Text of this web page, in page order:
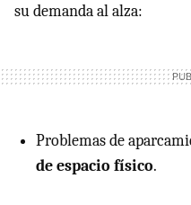
su demanda al alza:
Problemas de
de espacio físico.